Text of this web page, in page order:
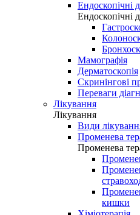
Ендоскопічні
Ендоскопічні
Мамографія
Дерматоскопія
Скринінгові
Переваги
Лікування
Лікування
Види
Променева
Променева
кишки